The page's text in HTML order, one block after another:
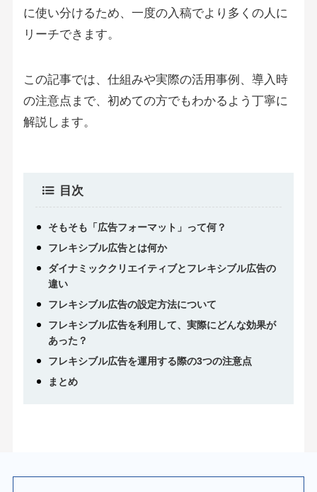
に使い分けるため、一度の入稿でより多くの人に
リーチできます。
この記事では、仕組みや実際の活用事例、導入時
の注意点まで、初めての方でもわかるよう丁寧に
解説します。
目次
そもそも「広告フォーマット」って何？
フレキシブル広告とは何か
ダイナミッククリエイティブとフレキシブル広告の
違い
フレキシブル広告の設定方法について
フレキシブル広告を利用して、実際にどんな効果が
あった？
フレキシブル広告を運用する際の3つの注意点
まとめ